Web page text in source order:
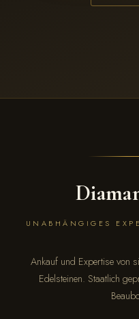
UNABHÄNGIGES
Ankauf und Expertise von
Edelsteinen. Staatlich